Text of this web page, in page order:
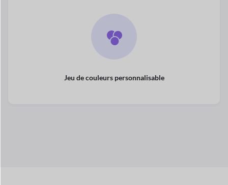
Jeu de couleurs personnalisable